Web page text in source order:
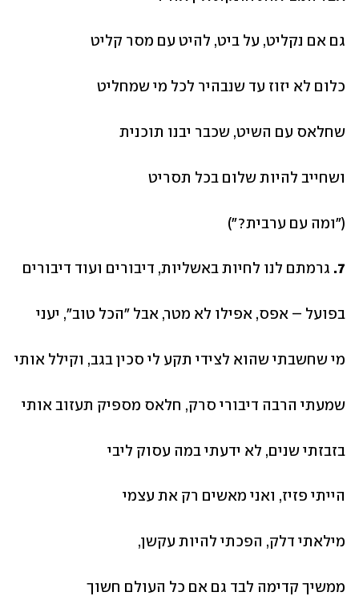
גם אם נקליט, על ביט, להיט עם מסר קליט
כלום לא יזוז עד שנבהיר לכל מי שמחליט
שחלאס עם השיט, שכבר יבנו תוכנית
ושחייב להיות שלום בכל תסריט
("ומה עם ערבית?")
7. גרמתם לנו לחיות באשליות, דיבורים ועוד דיבורים
בפועל – אפס, אפילו לא מטר, אבל "הכל טוב", יעני
מי שחשבתי שהוא לצידי תקע לי סכין בגב, וקילל אותי
שמעתי הרבה דיבורי סרק, חלאס מספיק תעזוב אותי
בזבזתי שנים, לא ידעתי במה עסוק ליבי
הייתי פזיז, ואני מאשים רק את עצמי
מילאתי דלק, הפכתי להיות עקשן,
ממשיך קדימה לבד גם אם כל העולם חשוך